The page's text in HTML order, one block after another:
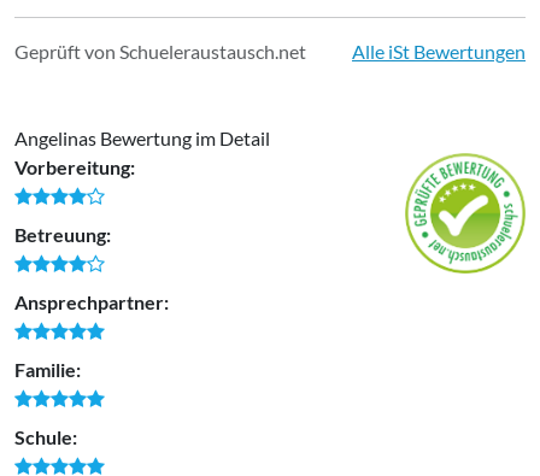
Geprüft von Schueleraustausch.net Alle iSt Bewertungen
Angelinas Bewertung im Detail
Vorbereitung:
Betreuung:
Ansprechpartner:
Familie:
Schule: